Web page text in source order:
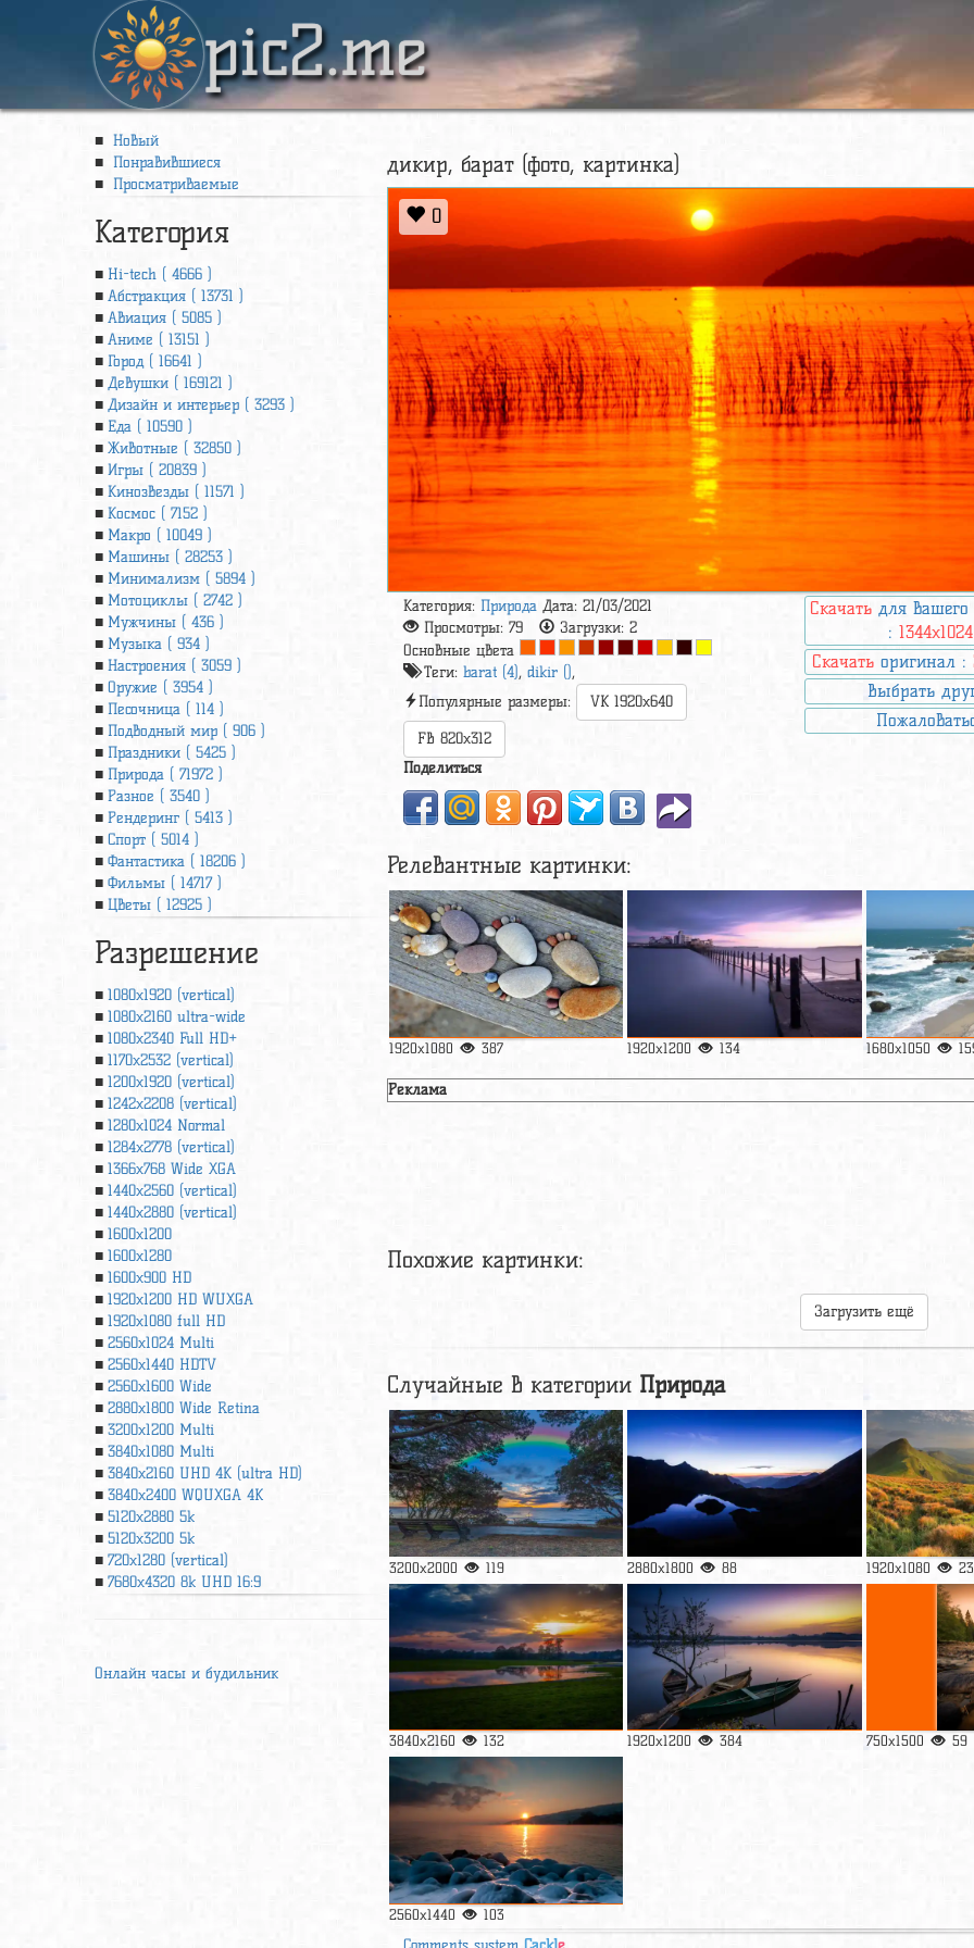
pic2.me
Новый
Понравившиеся
Просматриваемые
Категория
Hi-tech ( 4666 )
Абстракция ( 13731 )
Авиация ( 5085 )
Аниме ( 13151 )
Город ( 16641 )
Девушки ( 169121 )
Дизайн и интерьер ( 3293 )
Еда ( 10590 )
Животные ( 32850 )
Игры ( 20839 )
Кинозвезды ( 11571 )
Космос ( 7152 )
Макро ( 10049 )
Машины ( 28253 )
Минимализм ( 5894 )
Мотоциклы ( 2742 )
Мужчины ( 436 )
Музыка ( 934 )
Настроения ( 3059 )
Оружие ( 3954 )
Песочница ( 114 )
Подводный мир ( 906 )
Праздники ( 5425 )
Природа ( 71972 )
Разное ( 3540 )
Рендеринг ( 5413 )
Спорт ( 5014 )
Фантастика ( 18206 )
Фильмы ( 14717 )
Цветы ( 12925 )
Разрешение
1080x1920 (vertical)
1080x2160 ultra-wide
1080x2340 Full HD+
1170x2532 (vertical)
1200x1920 (vertical)
1242x2208 (vertical)
1280x1024 Normal
1284x2778 (vertical)
1366х768 Wide XGA
1440x2560 (vertical)
1440x2880 (vertical)
1600x1200
1600x1280
1600x900 HD
1920x1200 HD WUXGA
1920х1080 full HD
2560x1024 Multi
2560x1440 HDTV
2560x1600 Wide
2880x1800 Wide Retina
3200x1200 Multi
3840x1080 Multi
3840x2160 UHD 4К (ultra HD)
3840x2400 WQUXGA 4K
5120x2880 5k
5120x3200 5k
720x1280 (vertical)
7680x4320 8k UHD 16:9
Онлайн часы и будильник
дикир, барат (фото, картинка)
0
Категория:Природа Дата: 21/03/2021
Просмотры:79 Загрузки:2
Основные цвета
Теги:barat (4),dikir (),
Популярные размеры:
VK 1920x640
FB 820x312
Скачать для
:1344x1024
Скачать оригинал :
Выбрать
Поделиться
Релевантные картинки:
1920x1080 387 1920x1200 134 1680x1050
Реклама
Похожие картинки:
Загрузить ещё
Случайные в категории Природа
3200x2000 119 2880x1800 88 1920x1080
3840x2160 132 1920x1200 384 750x1500 59
2560x1440 103